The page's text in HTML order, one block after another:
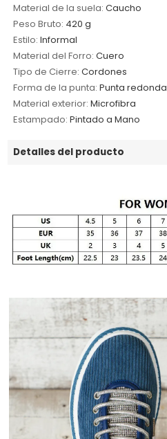
Material de la suela: Caucho
Peso Bruto: 420 g
Estilo: Informal
Material del Forro: Cuero
Tipo de Cierre: Cordones
Forma de la punta: Punta redonda
Material exterior: Microfibra
Estampado: Pintado a Mano
Detalles del producto